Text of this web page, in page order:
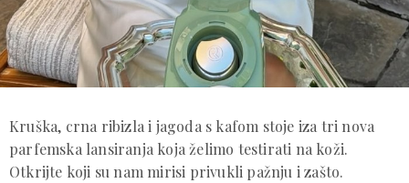
Kruška, crna ribizla i jagoda s kafom stoje iza tri nova
parfemska lansiranja koja želimo testirati na koži.
Otkrijte koji su nam mirisi privukli pažnju i zašto.